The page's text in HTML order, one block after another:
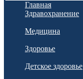
Главная
Здравохранение
Медицина
Здоровье
Детское здоровье